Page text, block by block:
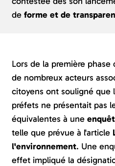
de forme et de
Lors de la première
de nombreux acteurs
citoyens ont souligné que
préfets ne présentait pas
équivalentes à une
telle que prévue à l'article
l'environnement. Une
effet impliqué la